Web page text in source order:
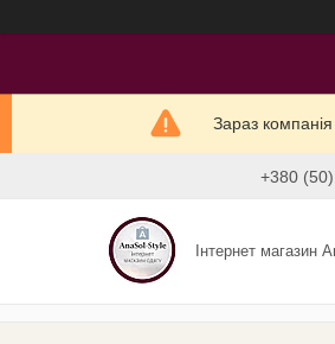
Зараз
+380
Інтернет магазин